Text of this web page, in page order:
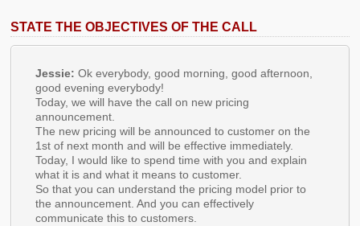
STATE THE OBJECTIVES OF THE CALL
Jessie: Ok everybody, good morning, good afternoon,
good evening everybody!
Today, we will have the call on new pricing
announcement.
The new pricing will be announced to customer on the
1st of next month and will be effective immediately.
Today, I would like to spend time with you and explain
what it is and what it means to customer.
So that you can understand the pricing model prior to
the announcement. And you can effectively
communicate this to customers.